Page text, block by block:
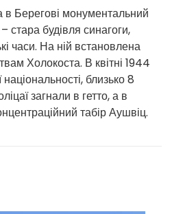
Берегові монументальний
стара будівля синагоги,
часи. На ній встановлена
Холокоста. В квітні 1944
національності, близько 8
загнали в гетто, а в
табір Аушвіц.